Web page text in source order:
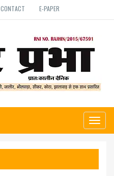
CONTACT E-PAPER